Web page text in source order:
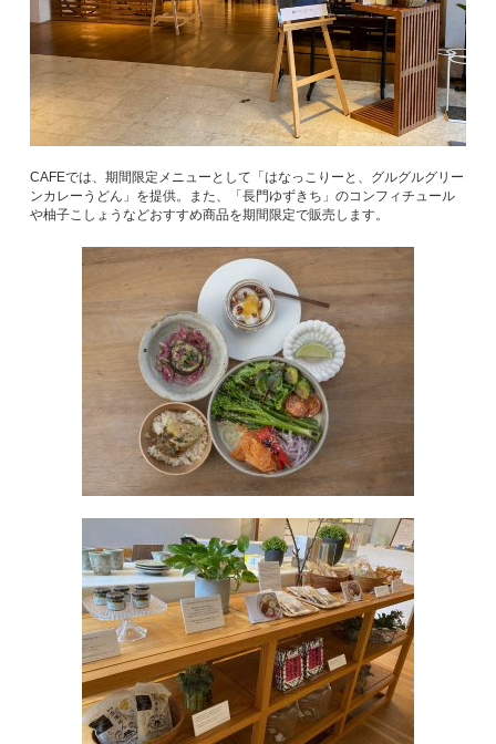
CAFEでは、期間限定メニューとして「はなっこりーと、グルグルグリー
ンカレーうどん」を提供。また、「長門ゆずきち」のコンフィチュール
や柚子こしょうなどおすすめ商品を期間限定で販売します。